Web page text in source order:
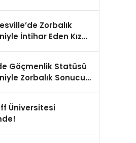
Zorbalık
İntihar Eden Kız
Göçmenlik Statüsü
Zorbalık Sonucu
Üniversitesi